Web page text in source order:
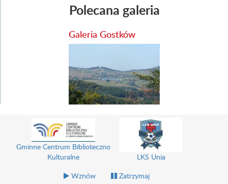
Polecana galeria
Galeria Gostków
Gminne Centrum Biblioteczno
Kulturalne
LKS Unia
Wznów
Zatrzymaj